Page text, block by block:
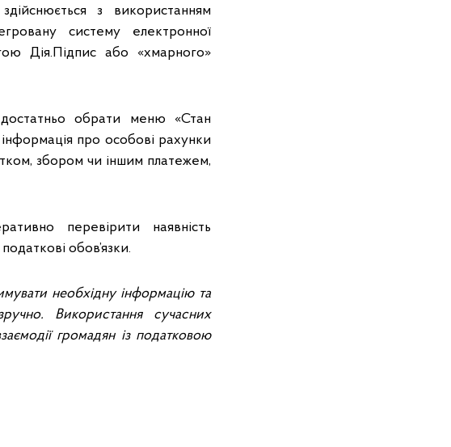
з використанням
систему електронної
Дія.Підпис або «хмарного»
достатньо обрати меню «Стан
про особові рахунки
збором чи іншим платежем,
перевірити наявність
обов’язки.
необхідну інформацію та
Використання сучасних
громадян із податковою